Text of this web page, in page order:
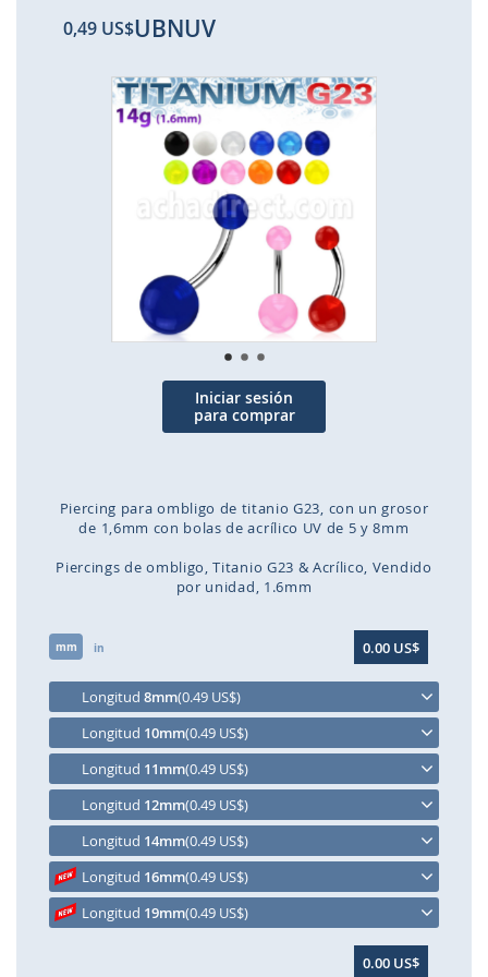
0,49 US$UBNUV
Saltar
al
final
de
la
galería
de
imágenes
Iniciar sesión
para comprar
Piercing para ombligo de titanio G23, con un grosor
de 1,6mm con bolas de acrílico UV de 5 y 8mm
Piercings de ombligo Titanio G23 & Acrílico Vendido
por unidad 1.6mm
la
galería
de
imágenes
mm in 0.00 US$
Longitud 8mm(0.49 US$)
Longitud 10mm(0.49 US$)
Longitud 11mm(0.49 US$)
Longitud 12mm(0.49 US$)
Longitud 14mm(0.49 US$)
Longitud 16mm(0.49 US$)
Longitud 19mm(0.49 US$)
0.00 US$